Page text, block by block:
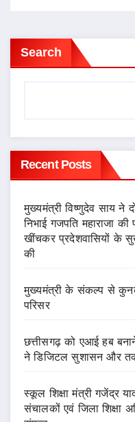
Search
Recent Posts
मुख्यमंत्री विष्णुदेव साय ने
निभाई गजपति महाराजा
खींचकर प्रदेशवासियों के
की
मुख्यमंत्री के संकल्प से
परिसर
छत्तीसगढ़ को एआई हब
ने डिजिटल सुशासन और
स्कूल शिक्षा मंत्री गजेंद्र
संचालकों एवं जिला शिक्षा